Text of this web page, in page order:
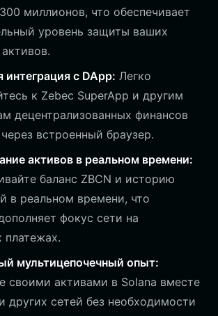
миллионов, что обеспечивает
уровень защиты ваших
интеграция с DApp: Легко
к Zebec SuperApp и другим
децентрализованных финансов
встроенный браузер.
активов в реальном времени:
баланс ZBCN и историю
в реальном времени, что
фокус сети на
платежах.
мультицепочечный опыт:
своими активами в Solana вместе
других сетей без необходимости